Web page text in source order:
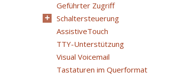
Geführter Zugriff
Schaltersteuerung
AssistiveTouch
TTY-Unterstützung
Visual Voicemail
Tastaturen im Querformat